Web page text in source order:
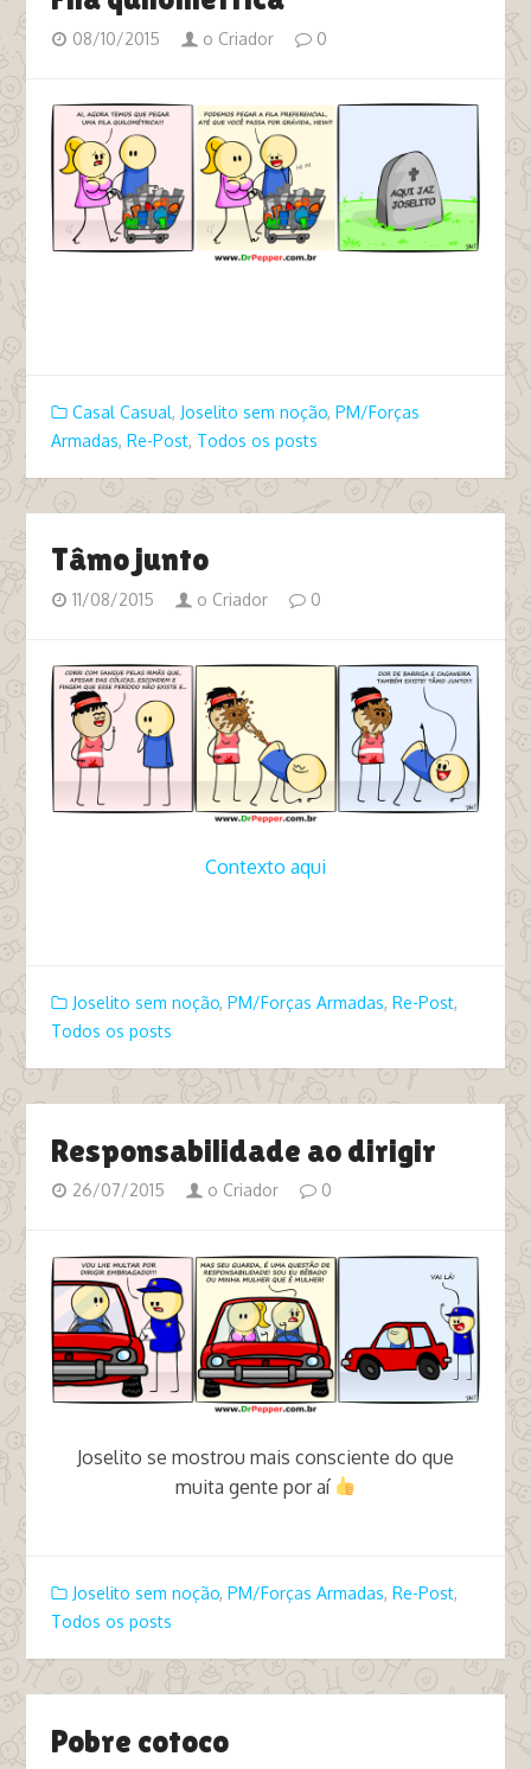
08/10/2015 o Criador 0
Casal Casual, Joselito sem noção, PM/Forças
Armadas, Re-Post, Todos os posts
Tâmo junto
11/08/2015 o Criador 0
Contexto aqui
Joselito sem noção, PM/Forças Armadas, Re-Post,
Todos os posts
Responsabilidade ao dirigir
26/07/2015 o Criador 0
Joselito se mostrou mais consciente do que
muita gente por aí
Joselito sem noção, PM/Forças Armadas, Re-Post,
Todos os posts
Pobre cotoco